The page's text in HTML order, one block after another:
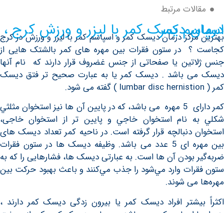
مرتبط
و ورزش کرج ، اسپاسم کمر
درمان دیسک کمر و اسپاسم کمر با لیزر و ورزش در کرج
در ستون فقرات بين مهره های کمر بالشتک هایی از
يا صفحاتی از جنس غضروف قرار دارند كه نام آنها
باشد . دیسک کمر یا به عبارت صحیح تر فتق دیسک
كمر دارای 5 مهره می باشد، كه در پايين آن ها نیز استخوان مثلثي‌
نام استخوان خاجي و پایین تر از استخوان خاجی،
دنبالچه قرار گرفته است. در ناحيه كمر تعداد دیسک های
بین مهره ای 5 عدد می باشد. وظيفه دیسک ها در ستون فقرات
بودن آن ها است. به عبارتی دیسک ها، فشارهايی را كه به
وارد مي‌شود را جذب مي‌كنند و باعث بهبود حركت بين
می شوند.
افراد دیسک کمر یا بیرون زدگی دیسک کمر دارند ،